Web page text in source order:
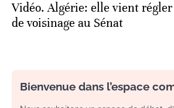
Vidéo. Algérie: elle vient
de voisinage au Sénat
Bienvenue dans l’espace